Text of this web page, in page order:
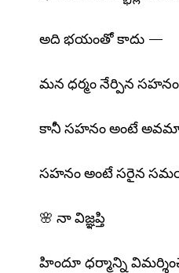
అది భయంతో కాదు —
మన ధర్మం నేర్పిన సహనం
కానీ సహనం అంటే
సహనం అంటే సరైన
🌸 నా విజ్ఞప్తి
హిందూ ధర్మాన్ని